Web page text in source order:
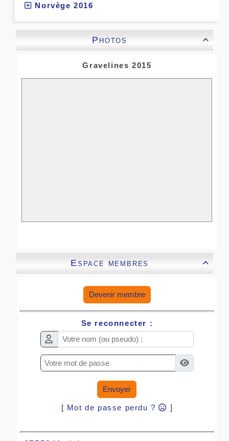
Norvège 2016

Photos
Gravelines 2015

Espace membres
Devenir membre
Se reconnecter :
Envoyer
[ Mot de passe perdu ? ]